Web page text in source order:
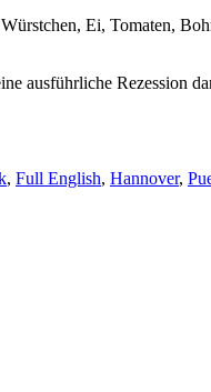
Ei, Tomaten,
ausführliche Rezession
, Full English, Hannover,